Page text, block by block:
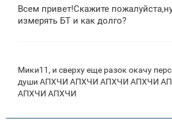
б
щ
Всем привет!Скажите
измерять БТ и как долго?
Мики11, и сверху еще разок окачу
души АПХЧИ АПХЧИ АПХЧИ АПХЧИ
АПХЧИ АПХЧИ